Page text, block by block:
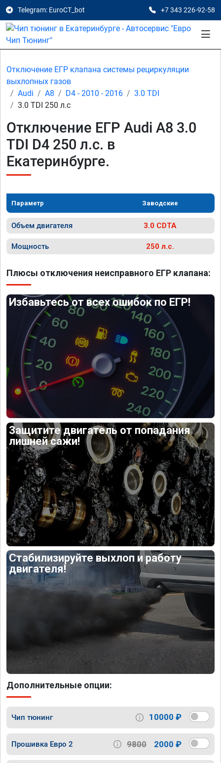
Telegram: EuroCT_bot +7 343 226-92-58
Отключение ЕГР клапана системы рециркуляции
выхлопных газов
Audi
A8 D4 - 2010 - 2016
3.0 TDI
3.0 TDI 250 л.с
Отключение ЕГР Audi A8 3.0
TDI D4 250 л.с. в
Екатеринбурге.
Параметр Заводские
Объем двигателя 3.0 CDTA
Мощность 250 л.с.
Плюсы отключения неисправного ЕГР клапана:
Избавьтесь от всех ошибок по ЕГР!
Защитите двигатель от попадания
лишней сажи!
Стабилизируйте выхлоп и работу
двигателя!
Дополнительные опции:
Чип тюнинг 10000 ₽
Прошивка Евро 2 9800 2000 ₽